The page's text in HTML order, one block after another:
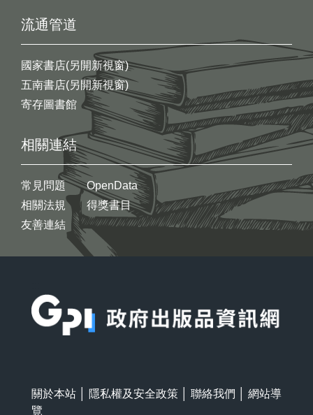
流通管道
國家書店(另開新視窗)
五南書店(另開新視窗)
寄存圖書館
相關連結
常見問題
相關法規
友善連結
OpenData
得獎書目
關於本站 隱私權及安全政策 聯絡我們
網站導
覽